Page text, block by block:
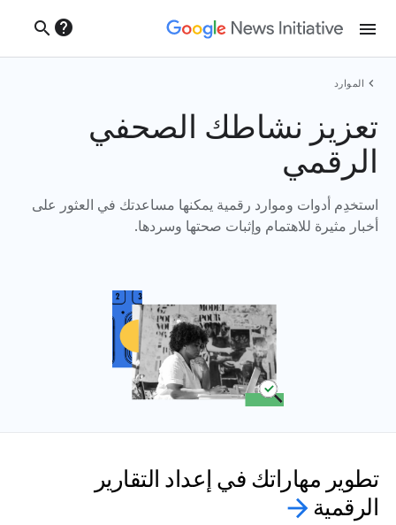
menu
help
search
chevron_left الموارد
تعزيز نشاطك الصحفي
الرقمي
استخدِم أدوات وموارد رقمية يمكنها مساعدتك في العثور على
أخبار مثيرة للاهتمام وإثبات صحتها وسردها.
تطوير مهاراتك في إعداد التقارير
الرقمية arrow_forward